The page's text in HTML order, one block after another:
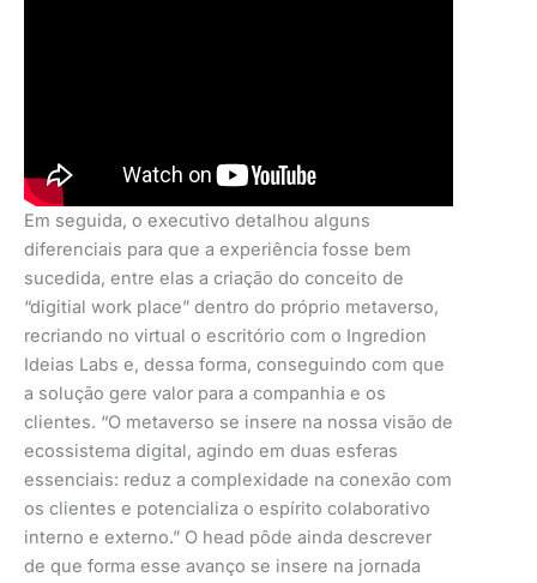
Em seguida, o executivo detalhou alguns
diferenciais para que a experiência fosse bem
sucedida, entre elas a criação do conceito de
“digitial work place” dentro do próprio metaverso,
recriando no virtual o escritório com o Ingredion
Ideias Labs e, dessa forma, conseguindo com que
a solução gere valor para a companhia e os
clientes. “O metaverso se insere na nossa visão de
ecossistema digital, agindo em duas esferas
essenciais: reduz a complexidade na conexão com
os clientes e potencializa o espírito colaborativo
interno e externo.” O head pôde ainda descrever
de que forma esse avanço se insere na jornada